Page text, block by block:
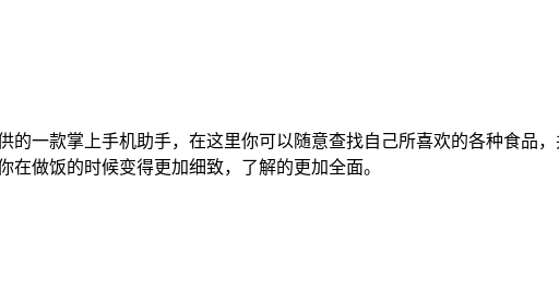
的一款掌上手机助手，在这里你可以随意查找自己所喜欢的各种食品
在做饭的时候变得更加细致，了解的更加全面。